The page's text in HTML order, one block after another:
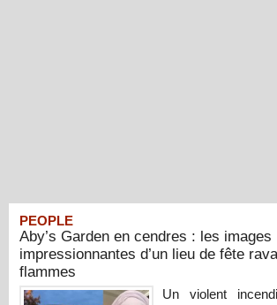
PEOPLE
Aby’s Garden en cendres : les images
impressionnantes d’un lieu de fête
flammes
Un violent